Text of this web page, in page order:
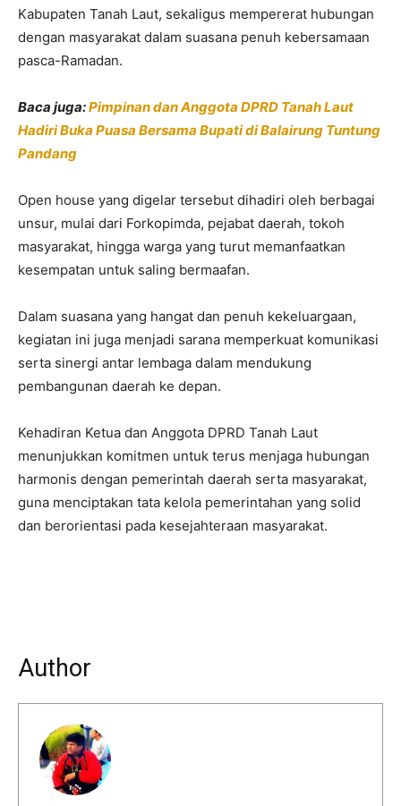
Kabupaten Tanah Laut, sekaligus mempererat hubungan
dengan masyarakat dalam suasana penuh kebersamaan
pasca-Ramadan.
Baca juga:Pimpinan dan Anggota DPRD Tanah Laut
Hadiri Buka Puasa Bersama Bupati di Balairung Tuntung
Pandang
Open house yang digelar tersebut dihadiri oleh berbagai
unsur, mulai dari Forkopimda, pejabat daerah, tokoh
masyarakat, hingga warga yang turut memanfaatkan
kesempatan untuk saling bermaafan.
Dalam suasana yang hangat dan penuh kekeluargaan,
kegiatan ini juga menjadi sarana memperkuat komunikasi
serta sinergi antar lembaga dalam mendukung
pembangunan daerah ke depan.
Kehadiran Ketua dan Anggota DPRD Tanah Laut
menunjukkan komitmen untuk terus menjaga hubungan
harmonis dengan pemerintah daerah serta masyarakat,
guna menciptakan tata kelola pemerintahan yang solid
dan berorientasi pada kesejahteraan masyarakat.
Author